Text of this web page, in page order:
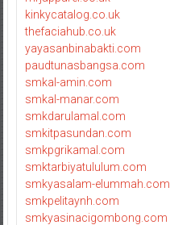
kinkycatalog.co.uk
thefaciahub.co.uk
yayasanbinabakti.com
paudtunasbangsa.com
smkal-amin.com
smkal-manar.com
smkdarulamal.com
smkitpasundan.com
smkpgrikamal.com
smktarbiyatululum.com
smkyasalam-elummah.com
smkpelitaynh.com
smkyasinacigombong.com